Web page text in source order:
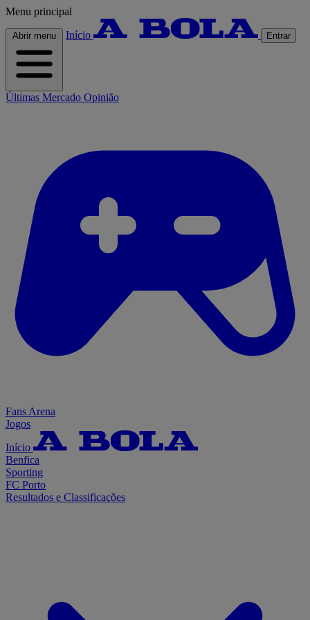
Menu principal
Abrir menu Início Entrar
Últimas Mercado Opinião
Fans Arena
Jogos
Início
Benfica
Sporting
FC Porto
Resultados e Classificações